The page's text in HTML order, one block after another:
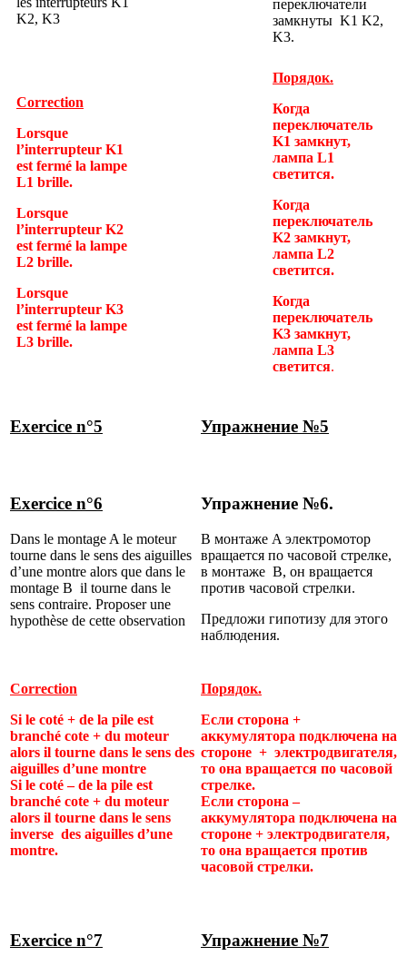
K2, K3
переключатели
замкнуты K1 K2,
K3.
Correction
Lorsque
l’interrupteur K1
est fermé la lampe
L1 brille.
Lorsque
l’interrupteur K2
est fermé la lampe
L2 brille.
Lorsque
l’interrupteur K3
est fermé la lampe
L3 brille.
Порядок.
Когда
переключатель
K1 замкнут,
лампа L1
светится.
Когда
переключатель
K2 замкнут,
лампа L2
светится.
Когда
переключатель
K3 замкнут,
лампа L3
светится.
Exercice n°5 Упражнение №5
Exercice n°6
Dans le montage A le moteur
tourne dans le sens des aiguilles
d’une montre alors que dans le
montage B il tourne dans le
sens contraire. Proposer une
hypothèse de cette observation
Упражнение №6.
В монтаже A электромотор
вращается по часовой стрелке,
в монтаже B, он вращается
против часовой стрелки.
Предложи гипотизу для этого
наблюдения.
Correction
Si le coté + de la pile est
branché cote + du moteur
alors il tourne dans le sens des
aiguilles d’une montre
Si le coté – de la pile est
branché cote + du moteur
alors il tourne dans le sens
inverse des aiguilles d’une
montre.
Порядок.
Если сторона +
аккумулятора подключена на
стороне + электродвигателя,
то она вращается по часовой
стрелке.
Если сторона –
аккумулятора подключена на
стороне + электродвигателя,
то она вращается против
часовой стрелки.
Exercice n°7 Упражнение №7